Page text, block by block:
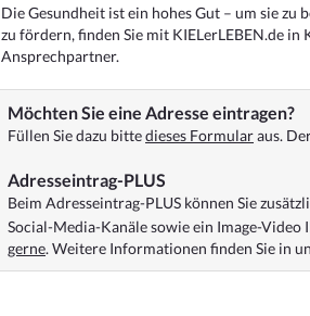
Die Gesundheit ist ein hohes Gut – um sie zu
zu fördern, finden Sie mit KIELerLEBEN.de in
Ansprechpartner.
Möchten Sie eine Adresse eintragen?
Füllen Sie dazu bittedieses Formularaus.
Adresseintrag-PLUS
Beim Adresseintrag-PLUS können Sie
Social-Media-Kanäle sowie ein Image-
gerne. Weitere Informationen finden Sie in